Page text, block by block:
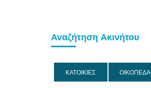
Αναζήτηση Ακινήτου
ΚΑΤΟΙΚΙΕΣ ΟΙΚΟΠΕΔΑ